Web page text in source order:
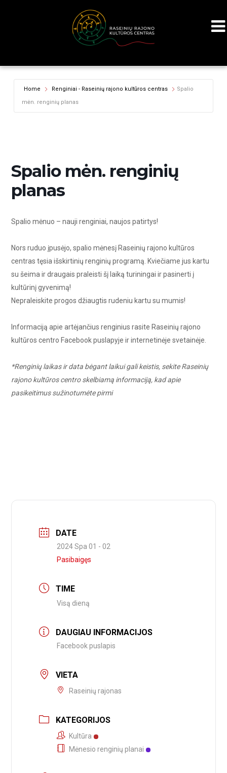
Home Renginiai - Raseinių rajono kultūros centras
Spalio
mėn. renginių planas
Spalio mėn. renginių
planas
Spalio mėnuo – nauji renginiai, naujos patirtys!
Nors ruduo įpusėjo, spalio mėnesį Raseinių rajono kultūros
centras tęsia išskirtinių renginių programą. Kviečiame jus kartu
su šeima ir draugais praleisti šį laiką turiningai ir pasinerti į
kultūrinį gyvenimą!
Nepraleiskite progos džiaugtis rudeniu kartu su mumis!
Informaciją apie artėjančius renginius rasite Raseinių rajono
kultūros centro Facebook puslapyje ir internetinėje svetainėje.
*Renginių laikas ir data bėgant laikui gali keistis, sekite Raseinių
rajono kultūros centro skelbiamą informaciją, kad apie
pasikeitimus sužinotumėte pirmi
DATE
2024 Spa 01 - 02
Pasibaigęs
TIME
Visą dieną
DAUGIAU INFORMACIJOS
Facebook puslapis
VIETA
Raseinių rajonas
KATEGORIJOS
Kultūra
Mėnesio renginių planai